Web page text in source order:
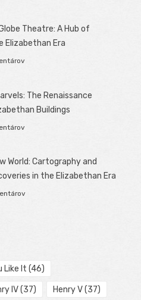
Theatre: A Hub of
Elizabethan Era
The Renaissance
Buildings
World: Cartography and
in the Elizabethan Era
Like It (46)
IV(37) Henry V(37)